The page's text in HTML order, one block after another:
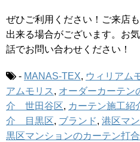
ぜひご利用ください！ご来店
出来る場合がございます。お
話でお問い合わせください！
- MANAS-TEX, ウィリアム
アムモリス , オーダーカーテン
介 世田谷区, カーテン施工
介 目黒区, ブランド, 港区マ
黒区マンションのカーテン打